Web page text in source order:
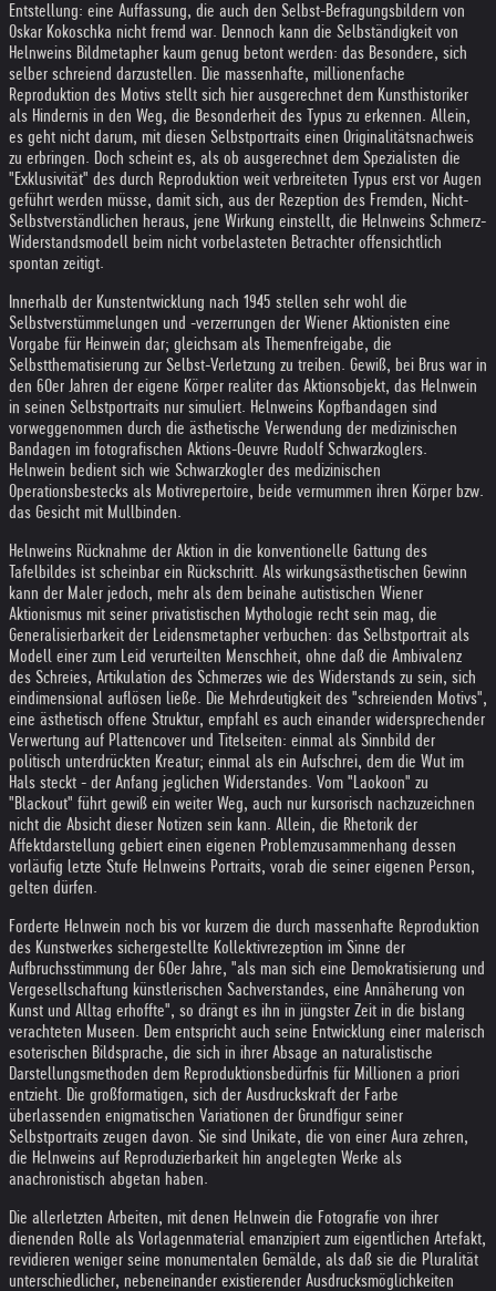
Entstellung: eine Auffassung, die auch den Selbst-Befragungsbildern von
Oskar Kokoschka nicht fremd war. Dennoch kann die Selbständigkeit von
Helnweins Bildmetapher kaum genug betont werden: das Besondere, sich
selber schreiend darzustellen. Die massenhafte, millionenfache
Reproduktion des Motivs stellt sich hier ausgerechnet dem Kunsthistoriker
als Hindernis in den Weg, die Besonderheit des Typus zu erkennen. Allein,
es geht nicht darum, mit diesen Selbstportraits einen Originalitätsnachweis
zu erbringen. Doch scheint es, als ob ausgerechnet dem Spezialisten die
"Exklusivität" des durch Reproduktion weit verbreiteten Typus erst vor Augen
geführt werden müsse, damit sich, aus der Rezeption des Fremden, Nicht-
Selbstverständlichen heraus, jene Wirkung einstellt, die Helnweins Schmerz-
Widerstandsmodell beim nicht vorbelasteten Betrachter offensichtlich
spontan zeitigt.
Innerhalb der Kunstentwicklung nach 1945 stellen sehr wohl die
Selbstverstümmelungen und -verzerrungen der Wiener Aktionisten eine
Vorgabe für Heinwein dar; gleichsam als Themenfreigabe, die
Selbstthematisierung zur Selbst-Verletzung zu treiben. Gewiß, bei Brus war in
den 60er Jahren der eigene Körper realiter das Aktionsobjekt, das Helnwein
in seinen Selbstportraits nur simuliert. Helnweins Kopfbandagen sind
vorweggenommen durch die ästhetische Verwendung der medizinischen
Bandagen im fotografischen Aktions-Oeuvre Rudolf Schwarzkoglers.
Helnwein bedient sich wie Schwarzkogler des medizinischen
Operationsbestecks als Motivrepertoire, beide vermummen ihren Körper bzw.
das Gesicht mit Mullbinden.
Helnweins Rücknahme der Aktion in die konventionelle Gattung des
Tafelbildes ist scheinbar ein Rückschritt. Als wirkungsästhetischen Gewinn
kann der Maler jedoch, mehr als dem beinahe autistischen Wiener
Aktionismus mit seiner privatistischen Mythologie recht sein mag, die
Generalisierbarkeit der Leidensmetapher verbuchen: das Selbstportrait als
Modell einer zum Leid verurteilten Menschheit, ohne daß die Ambivalenz
des Schreies, Artikulation des Schmerzes wie des Widerstands zu sein, sich
eindimensional auflösen ließe. Die Mehrdeutigkeit des "schreienden Motivs",
eine ästhetisch offene Struktur, empfahl es auch einander widersprechender
Verwertung auf Plattencover und Titelseiten: einmal als Sinnbild der
politisch unterdrückten Kreatur; einmal als ein Aufschrei, dem die Wut im
Hals steckt - der Anfang jeglichen Widerstandes. Vom "Laokoon" zu
"Blackout" führt gewiß ein weiter Weg, auch nur kursorisch nachzuzeichnen
nicht die Absicht dieser Notizen sein kann. Allein, die Rhetorik der
Affektdarstellung gebiert einen eigenen Problemzusammenhang dessen
vorläufig letzte Stufe Helnweins Portraits, vorab die seiner eigenen Person,
gelten dürfen.
Forderte Helnwein noch bis vor kurzem die durch massenhafte Reproduktion
des Kunstwerkes sichergestellte Kollektivrezeption im Sinne der
Aufbruchsstimmung der 60er Jahre, "als man sich eine Demokratisierung und
Vergesellschaftung künstlerischen Sachverstandes, eine Annäherung von
Kunst und Alltag erhoffte", so drängt es ihn in jüngster Zeit in die bislang
verachteten Museen. Dem entspricht auch seine Entwicklung einer malerisch
esoterischen Bildsprache, die sich in ihrer Absage an naturalistische
Darstellungsmethoden dem Reproduktionsbedürfnis für Millionen a priori
entzieht. Die großformatigen, sich der Ausdruckskraft der Farbe
überlassenden enigmatischen Variationen der Grundfigur seiner
Selbstportraits zeugen davon. Sie sind Unikate, die von einer Aura zehren,
die Helnweins auf Reproduzierbarkeit hin angelegten Werke als
anachronistisch abgetan haben.
Die allerletzten Arbeiten, mit denen Helnwein die Fotografie von ihrer
dienenden Rolle als Vorlagenmaterial emanzipiert zum eigentlichen Artefakt,
revidieren weniger seine monumentalen Gemälde, als daß sie die Pluralität
unterschiedlicher, nebeneinander existierender Ausdrucksmöglichkeiten